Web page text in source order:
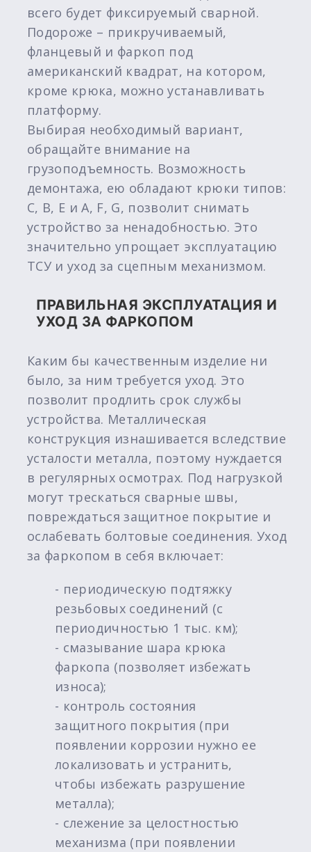
всего будет фиксируемый сварной.
Подороже – прикручиваемый,
фланцевый и фаркоп под
американский квадрат, на котором,
кроме крюка, можно устанавливать
платформу.
Выбирая необходимый вариант,
обращайте внимание на
грузоподъемность. Возможность
демонтажа, ею обладают крюки типов:
C, B, E и A, F, G, позволит снимать
устройство за ненадобностью. Это
значительно упрощает эксплуатацию
ТСУ и уход за сцепным механизмом.
ПРАВИЛЬНАЯ ЭКСПЛУАТАЦИЯ И
УХОД ЗА ФАРКОПОМ
Каким бы качественным изделие ни
было, за ним требуется уход. Это
позволит продлить срок службы
устройства. Металлическая
конструкция изнашивается вследствие
усталости металла, поэтому нуждается
в регулярных осмотрах. Под нагрузкой
могут трескаться сварные швы,
повреждаться защитное покрытие и
ослабевать болтовые соединения. Уход
за фаркопом в себя включает:
- периодическую подтяжку
резьбовых соединений (с
периодичностью 1 тыс. км);
- смазывание шара крюка
фаркопа (позволяет избежать
износа);
- контроль состояния
защитного покрытия (при
появлении коррозии нужно ее
локализовать и устранить,
чтобы избежать разрушение
металла);
- слежение за целостностью
механизма (при появлении